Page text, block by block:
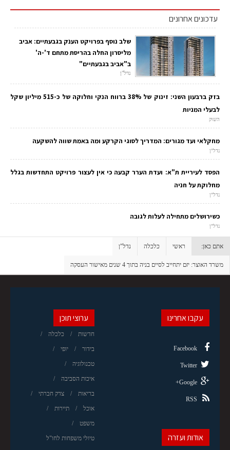
עדכונים אחרונים
שלב נוסף בפרויקט הענק בגבעתיים: אביב
מליסרון החלה בהריסת מתחם ד'-ה'
ב"אביב בגבעתיים"
נדל"ן
בזק ברבעון השני: זינוק של 38% ברווח הנקי וחלוקה של כ-515 מיליון שקל
לבעלי המניות
השוק
מחקלאי ועד מגורים: המדריך לסוגי הקרקע ומה באמת שווה להשקעה
נדל"ן
הפסד לעיריית ת"א: ועדת הערר קבעה כי אין לעצור פרויקט התחדשות בגלל
מחלוקת על חניה
נדל"ן
כשירושלים מתחילה לעלות לגובה
נדל"ן
אתם כאן: ראשי כלכלה נדל"ן
משרד האוצר: יזם יתחייב לסיים בניה בתוך 4 שנים מאישור העסקה
ערוצי תוכן
חדשות כלכלה
בידור יופי
טכנולוגיה
איכות הסביבה
בריאות צדק חברתי
אוכל תיירות
משפט
טיולי משפחות לחו"ל
עקבו אחרינו
Facebook
Twitter
Google+
RSS
אודות ועזרה